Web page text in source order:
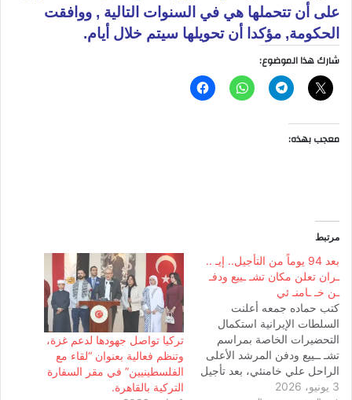
على أن تتحملها هي في السنوات التالية , ووافقت
الحكومة, مؤكدا أن تحويلها سيتم خلال أيام.
شارك هذا الموضوع:
معجب بهذه:
مرتبط
بعد 94 يوماً من التأجيل.. إيـ ..
ـران تعلن مكان تشـ ـييع ودفـ
ـن خـ ـامنـ ئي
كتب حماده جمعه أعلنت
السلطات الإيرانية استكمال
التحضيرات الخاصة بمراسم
تشـ ــييع ودفن المرشد الأعلى
الراحل علي خامنئي، بعد تأجيل
استمر 94 يوماً للمراسم
3 يونيو، 2026
تركيا تواصل جهودها لدعم غزة،
وتنظم فعالية بعنوان “لقاء مع
الفلسطينيين” في مقر السفارة
التركية بالقاهرة.